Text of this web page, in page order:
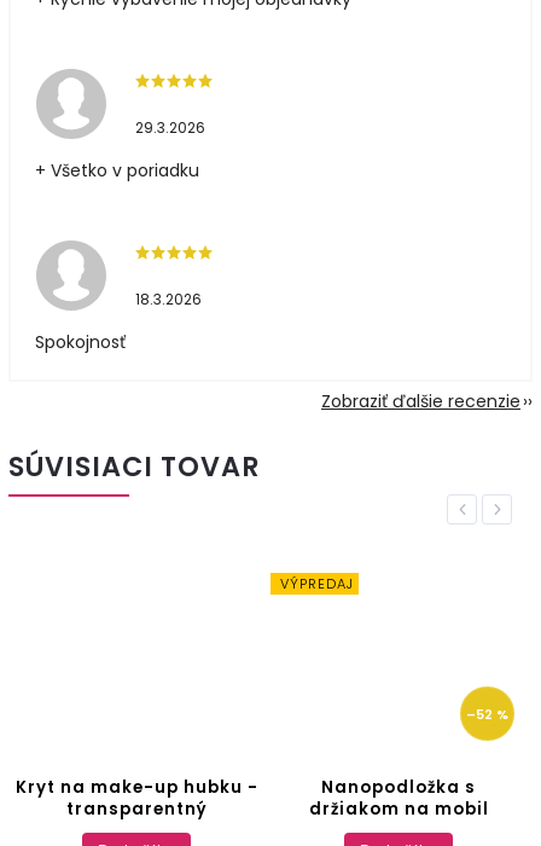
29.3.2026
+ Všetko v poriadku
18.3.2026
Spokojnosť
Zobraziť ďalšie recenzie
SÚVISIACI TOVAR
Previous
Kryt na make-up hubku -
transparentný
VÝPREDAJ
–52 %
Nanopodložka s
držiakom na mobil
Next